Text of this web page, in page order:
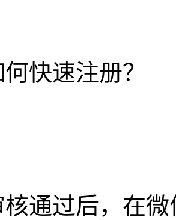
快速注册？
通过后，在